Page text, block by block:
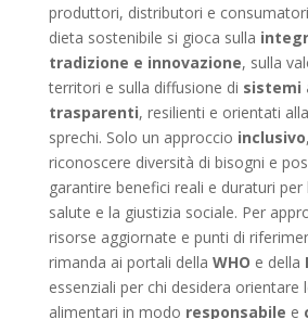
produttori, distributori e
dieta sostenibile si gioca sulla
tradizione e innovazione, sulla
territori e sulla diffusione di sistemi
trasparenti, resilienti e orientati
sprechi. Solo un approccio inclusivo
riconoscere diversità di bisogni e
garantire benefici reali e duraturi per
salute e la giustizia sociale. Per
risorse aggiornate e punti di
rimanda ai portali della WHO e della
essenziali per chi desidera orientare
alimentari in modo responsabile e